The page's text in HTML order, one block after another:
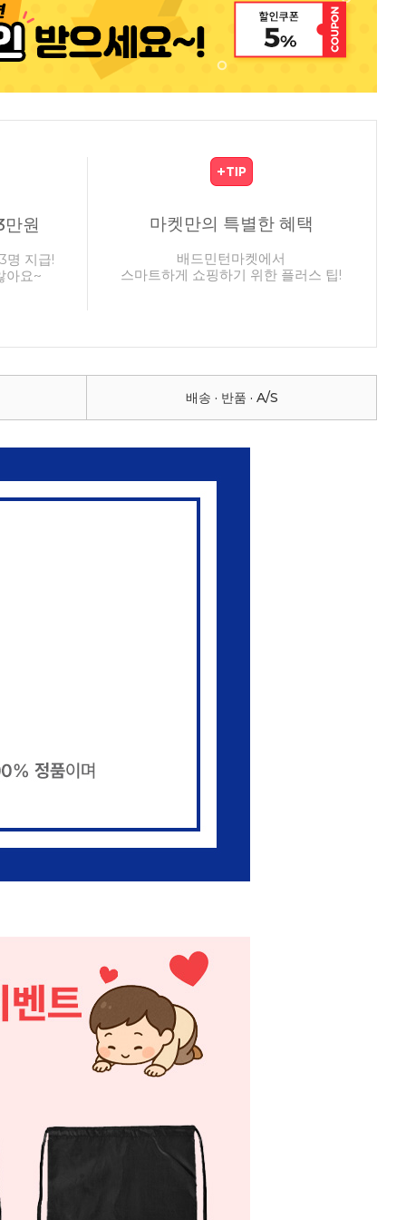
원
명 지급!
아요~
마켓만의 특별한 혜택
배드민턴마켓에서
스마트하게 쇼핑하기 위한 플러스 팁!
배송 · 반품 · A/S